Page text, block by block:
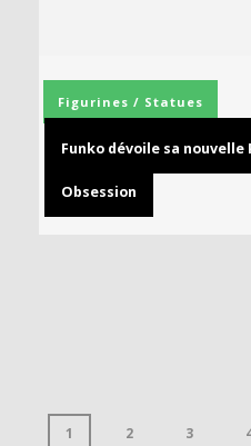
Figurines / Statues
Funko dévoile sa
Obsession
1 2 3